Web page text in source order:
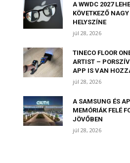
A WWDC 2027
KÖVETKEZŐ
HELYSZÍNE
júl 28, 2026
TINECO FLOOR
ARTIST –
APP IS VAN
júl 28, 2026
A SAMSUNG ÉS
MEMÓRIÁK FELÉ
JÖVŐBEN
júl 28, 2026